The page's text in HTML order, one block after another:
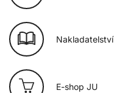
Nakladatelství
E-shop JU